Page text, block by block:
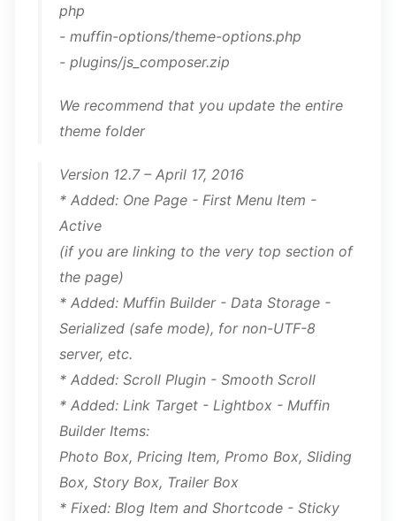
php
- muffin-options/theme-options.php
- plugins/js_composer.zip
We recommend that you update the entire
theme folder
Version 12.7 – April 17, 2016
* Added: One Page - First Menu Item -
Active
(if you are linking to the very top section of
the page)
* Added: Muffin Builder - Data Storage -
Serialized (safe mode), for non-UTF-8
server, etc.
* Added: Scroll Plugin - Smooth Scroll
* Added: Link Target - Lightbox - Muffin
Builder Items:
Photo Box, Pricing Item, Promo Box, Sliding
Box, Story Box, Trailer Box
* Fixed: Blog Item and Shortcode - Sticky